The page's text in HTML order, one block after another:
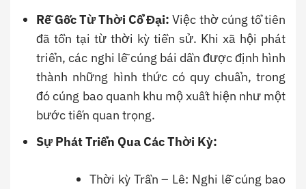
Rễ Gốc Từ Thời Cổ Đại: Việc thờ cúng tổ tiên
đã tồn tại từ thời kỳ tiền sử. Khi xã hội phát
triển, các nghi lễ cúng bái dần được định hình
thành những hình thức có quy chuẩn, trong
đó cúng bao quanh khu mộ xuất hiện như một
bước tiến quan trọng.
Sự Phát Triển Qua Các Thời Kỳ:
Thời kỳ Trần – Lê: Nghi lễ cúng bao